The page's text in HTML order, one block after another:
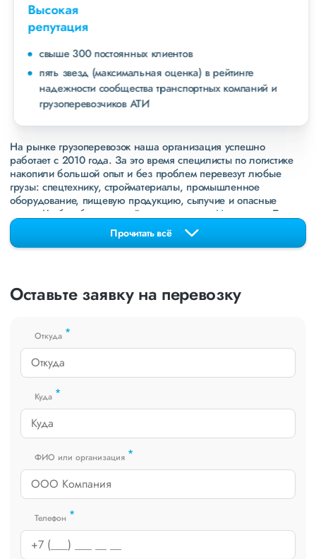
Высокая
репутация
свыше 300 постоянных клиентов
пять звезд (максимальная оценка) в рейтинге
надежности сообщества транспортных компаний и
грузоперевозчиков АТИ
На рынке грузоперевозок наша организация успешно
работает с 2010 года. За это время специлисты по логистике
накопили большой опыт и без проблем перевезут любые
грузы: спецтехнику, стройматериалы, промышленное
оборудование, пищевую продукцию, сыпучие и опасные
грузы. Чтобы убедиться зайдите в раздел
«Наш опыт»
. Там
свежие примеры перевозок, которые обновляются несколько
раз в неделю. Также недавно мы запустили новые
направления вДНРиЛНР. Предоставляем все стандартные
экспедирование. За каждым клиентом закреплен менеджер,
который сообщит о текущем статусе вашего груза. Чтобы
сайте или звоните по номеру
РФ).
Прочитать всё
Оставьте заявку на перевозку
Откуда *
Куда *
ФИО или организация *
Телефон *